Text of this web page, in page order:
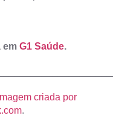
em G1 Saúde.
Imagem criada por
.